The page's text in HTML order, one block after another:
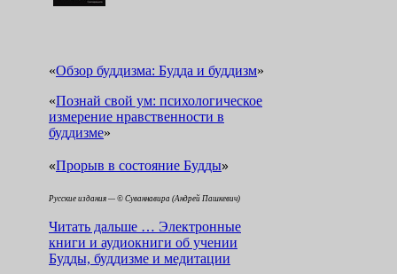
«Обзор буддизма: Будда и буддизм»
«Познай свой ум: психологическое
измерение нравственности в
буддизме»
«Прорыв в состояние Будды»
Русские издания — © Суваннавира (Андрей Пашкевич)
Читать дальше … Электронные
книги и аудиокниги об учении
Будды, буддизме и медитации